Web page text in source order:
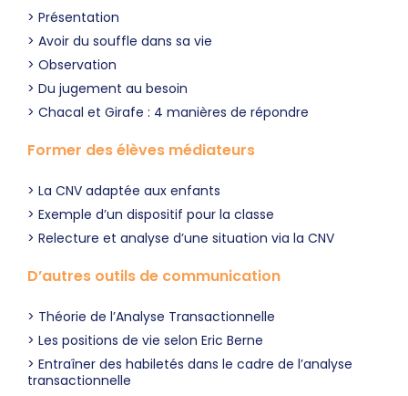
Présentation
Avoir du souffle dans sa vie
Observation
Du jugement au besoin
Chacal et Girafe : 4 manières de répondre
Former des élèves médiateurs
La CNV adaptée aux enfants
Exemple d’un dispositif pour la classe
Relecture et analyse d’une situation via la CNV
D’autres outils de communication
Théorie de l’Analyse Transactionnelle
Les positions de vie selon Eric Berne
Entraîner des habiletés dans le cadre de l’analyse
transactionnelle